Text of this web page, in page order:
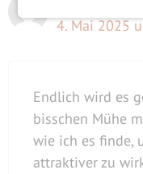
4. Mai 2025
Endlich wird es
bisschen Mühe
wie ich es finde,
attraktiver zu